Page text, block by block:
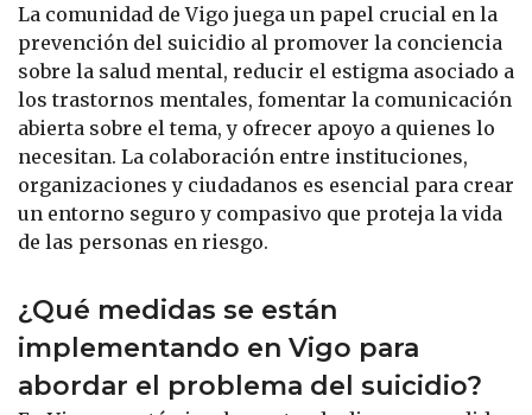
La comunidad de Vigo juega un papel crucial en la
prevención del suicidio al promover la conciencia
sobre la salud mental, reducir el estigma asociado a
los trastornos mentales, fomentar la comunicación
abierta sobre el tema, y ofrecer apoyo a quienes lo
necesitan. La colaboración entre instituciones,
organizaciones y ciudadanos es esencial para crear
un entorno seguro y compasivo que proteja la vida
de las personas en riesgo.
¿Qué medidas se están
implementando en Vigo para
abordar el problema del suicidio?